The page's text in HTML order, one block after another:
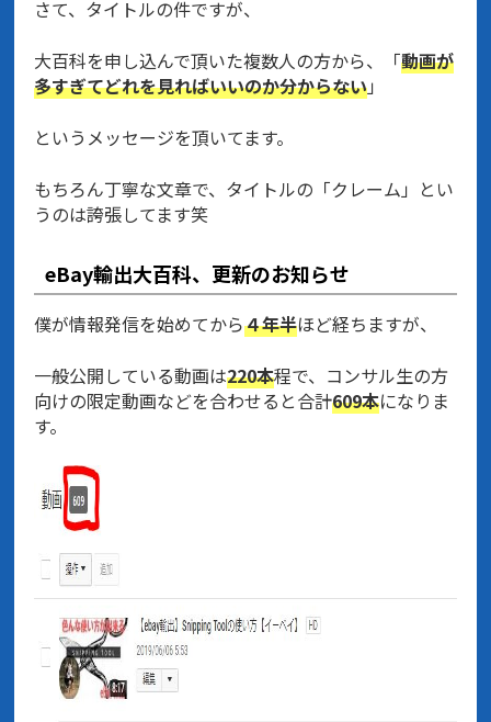
さて、タイトルの件ですが、
大百科を申し込んで頂いた複数人の方から、「動画が
多すぎてどれを見ればいいのか分からない」
というメッセージを頂いてます。
もちろん丁寧な文章で、タイトルの「クレーム」とい
うのは誇張してます笑
eBay輸出大百科、更新のお知らせ
僕が情報発信を始めてから４年半ほど経ちますが、
一般公開している動画は220本程で、コンサル生の方
向けの限定動画などを合わせると合計609本になりま
す。